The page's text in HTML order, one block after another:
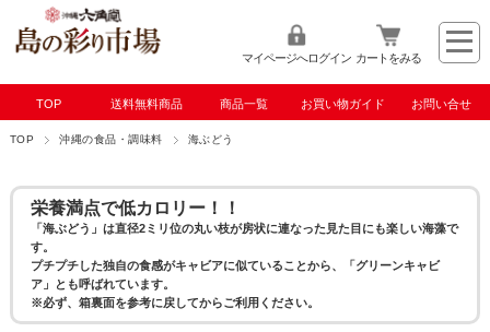
マイページへログイン カートをみる
TOP 送料無料商品 商品一覧 お買い物ガイド お問い合せ
TOP 沖縄の食品・調味料 海ぶどう
栄養満点で低カロリー！！
「海ぶどう」は直径2ミリ位の丸い枝が房状に連なった見た目にも楽しい海藻で
す。
プチプチした独自の食感がキャビアに似ていることから、「グリーンキャビ
ア」とも呼ばれています。
※必ず、箱裏面を参考に戻してからご利用ください。